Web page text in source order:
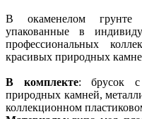
В окаменелом грунте
упакованные в
профессиональных
красивых природных
В комплекте: брусок с
природных камней,
коллекционном